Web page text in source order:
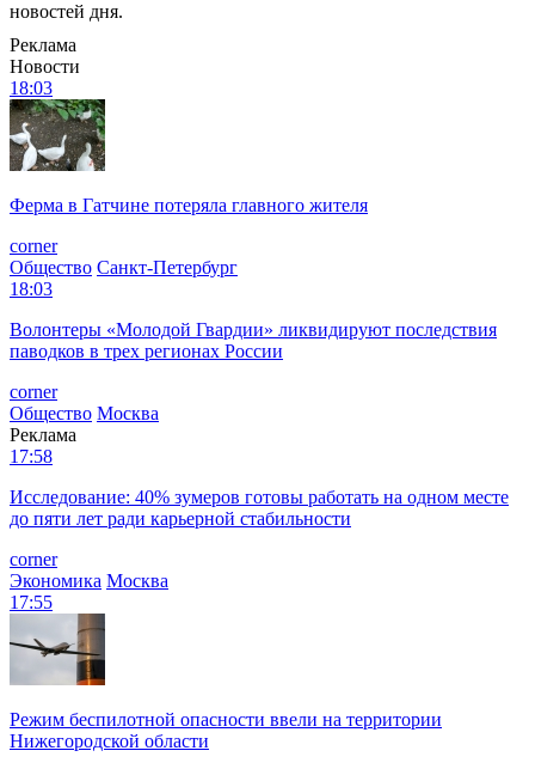
новостей дня.
Реклама
Новости
18:03
Ферма в Гатчине потеряла главного жителя
corner
Общество Санкт-Петербург
18:03
Волонтеры «Молодой Гвардии» ликвидируют последствия
паводков в трех регионах России
corner
Общество Москва
Реклама
17:58
Исследование: 40% зумеров готовы работать на одном месте
до пяти лет ради карьерной стабильности
corner
Экономика Москва
17:55
Режим беспилотной опасности ввели на территории
Нижегородской области